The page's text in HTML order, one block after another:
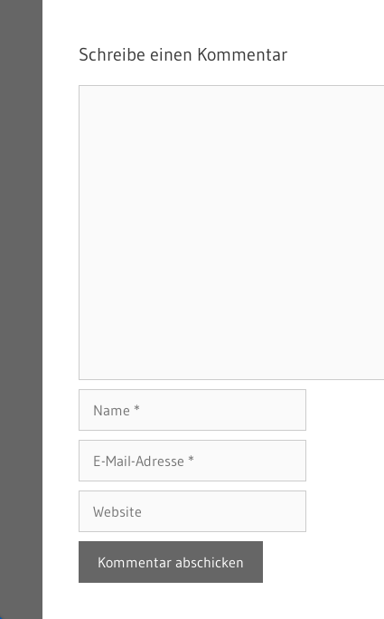
Schreibe einen Kommentar
Mail-
Adresse